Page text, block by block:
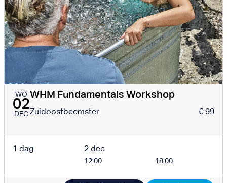
WO
02
DEC
WHM Fundamentals Workshop
Zuidoostbeemster € 99
1 dag 2 dec
12:00 18:00